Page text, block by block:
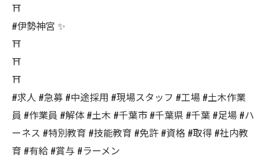
⛩️
#伊勢神宮 ✨
⛩️
⛩️
⛩️
#求人 #急募 #中途採用 #現場スタッフ #工場 #土木作業
員 #作業員 #解体 #土木 #千葉市 #千葉県 #千葉 #足場 #ハ
ーネス #特別教育 #技能教育 #免許 #資格 #取得 #社内教
育 #有給 #賞与 #ラーメン